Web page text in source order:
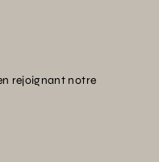
rejoignant notre